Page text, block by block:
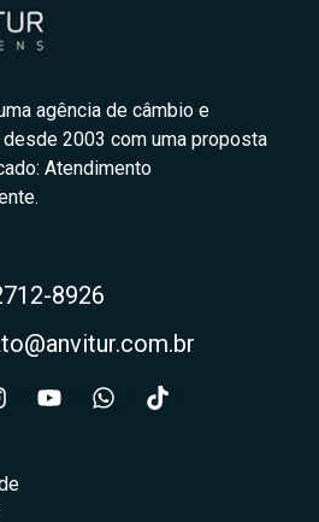
agência de câmbio e
2003 com uma proposta
Atendimento
8926